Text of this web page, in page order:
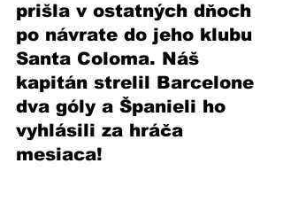
prišla v ostatných dňoch
po návrate do jeho klubu
Santa Coloma. Náš
kapitán strelil Barcelone
dva góly a Španieli ho
vyhlásili za hráča
mesiaca!